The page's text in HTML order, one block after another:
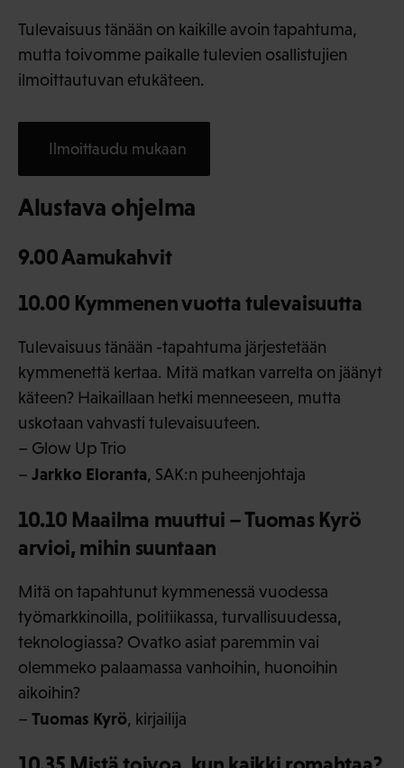
Tulevaisuus tänään on kaikille avoin tapahtuma,
mutta toivomme paikalle tulevien osallistujien
ilmoittautuvan etukäteen.
Ilmoittaudu mukaan
Alustava ohjelma
9.00 Aamukahvit
10.00 Kymmenen vuotta tulevaisuutta
Tulevaisuus tänään -tapahtuma järjestetään
kymmenettä kertaa. Mitä matkan varrelta on jäänyt
käteen? Haikaillaan hetki menneeseen, mutta
uskotaan vahvasti tulevaisuuteen.
– Glow Up Trio
– Jarkko Eloranta, SAK:n puheenjohtaja
10.10 Maailma muuttui – Tuomas Kyrö
arvioi, mihin suuntaan
Mitä on tapahtunut kymmenessä vuodessa
työmarkkinoilla, politiikassa, turvallisuudessa,
teknologiassa? Ovatko asiat paremmin vai
olemmeko palaamassa vanhoihin, huonoihin
aikoihin?
– Tuomas Kyrö, kirjailija